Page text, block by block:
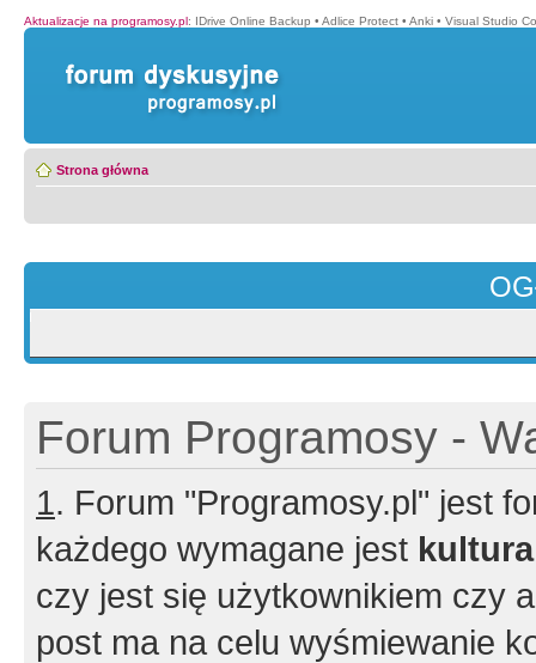
Aktualizacje na programosy.pl: IDrive Online Backup • Adlice Protect • Anki • Visual Studio
Strona główna
Forum Programosy -
1. Forum "Programosy.pl" jest
każdego wymagane jest
czy jest się użytkownikiem czy
post ma na celu wyśmiewanie